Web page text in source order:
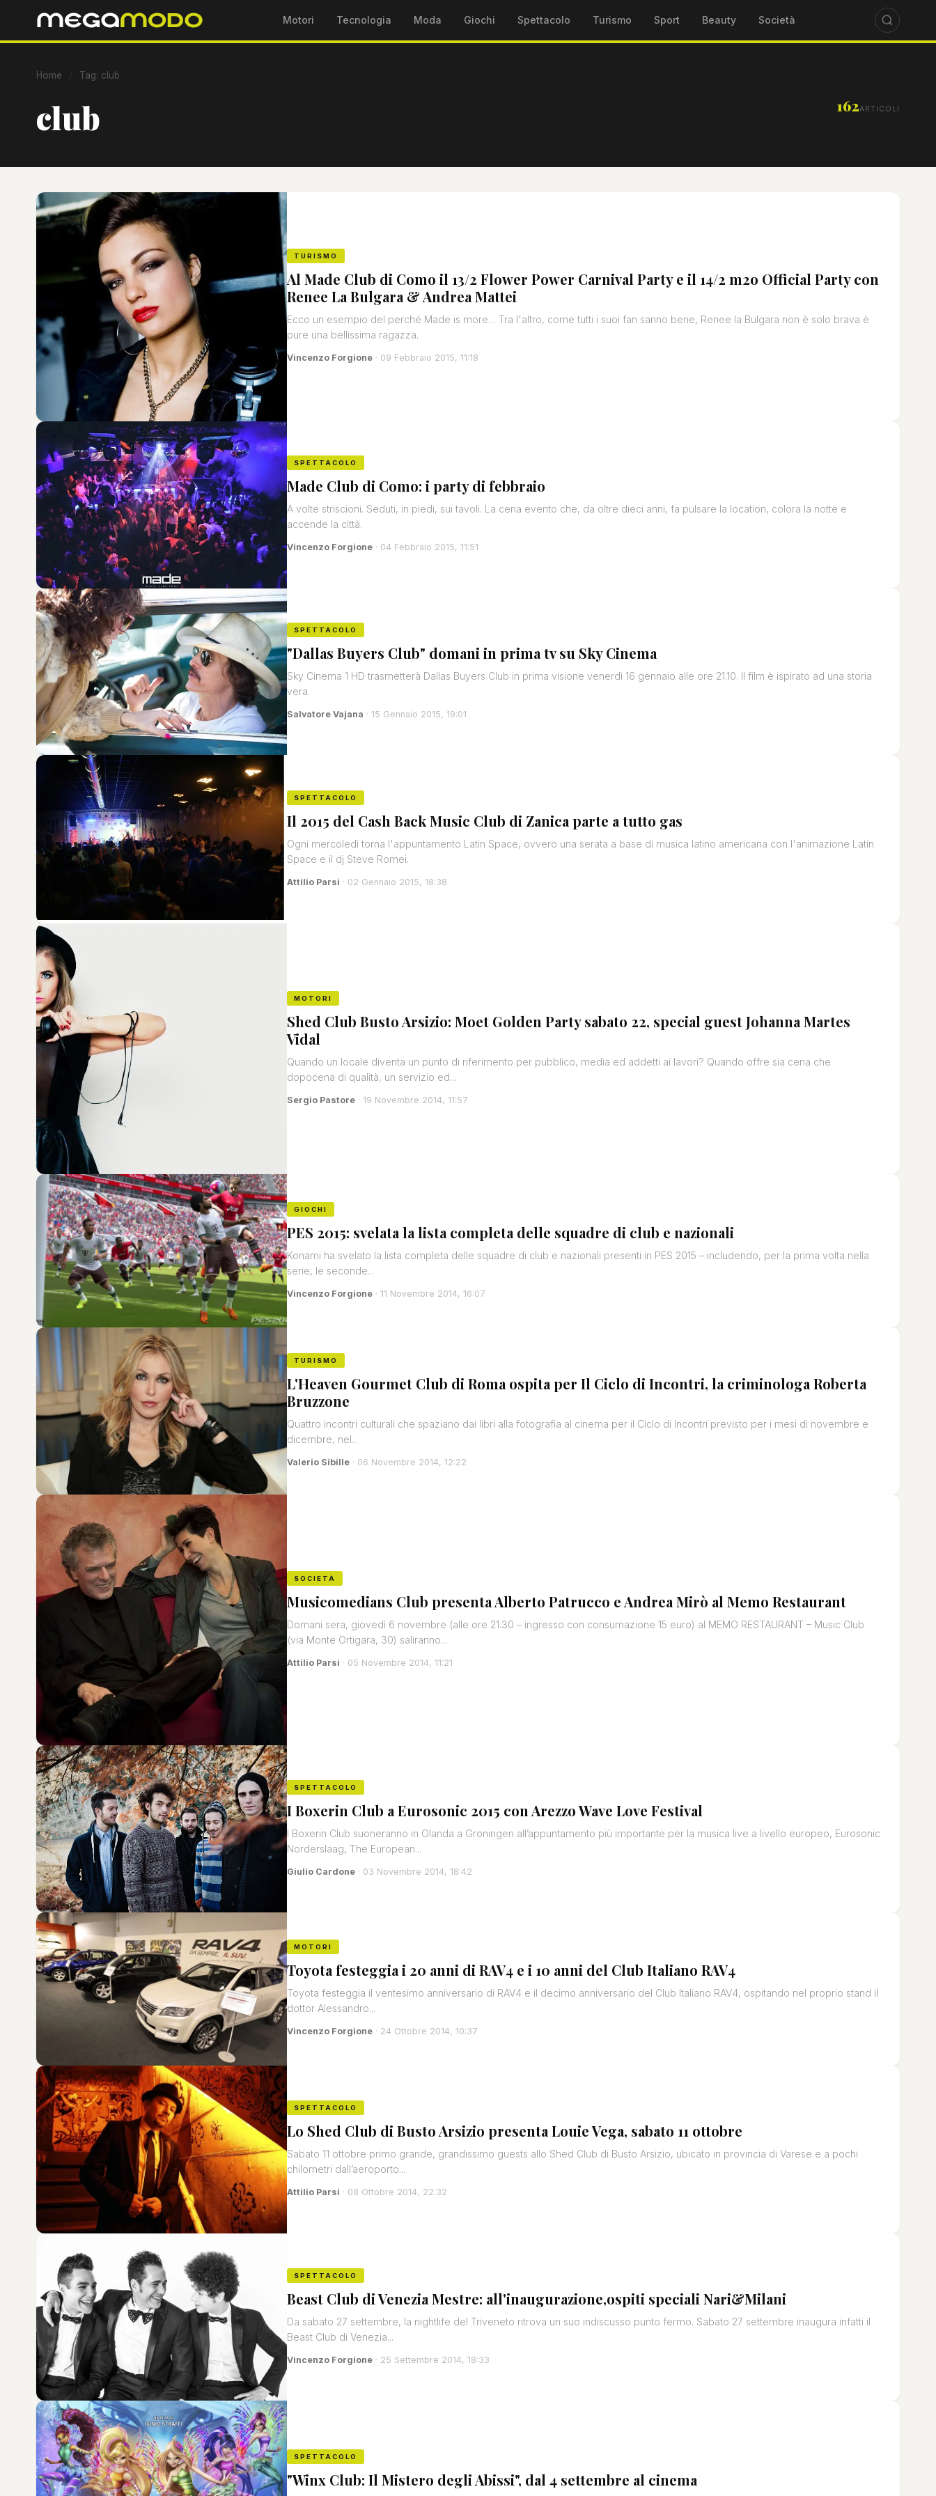
Motori Tecnologia Moda Giochi Spettacolo Turismo Sport Beauty Società
Home Tag: club
club 162ARTICOLI
TURISMO
Al Made Club di Como il 13/2 Flower Power Carnival Party e il 14/2 m2o Official Party con
Renee La Bulgara & Andrea Mattei
Ecco un esempio del perché Made is more… Tra l'altro, come tutti i suoi fan sanno bene, Renee la Bulgara non è solo brava è
pure una bellissima ragazza.
Vincenzo Forgione · 09 Febbraio 2015, 11:18
SPETTACOLO
Made Club di Como: i party di febbraio
A volte striscioni. Seduti, in piedi, sui tavoli. La cena evento che, da oltre dieci anni, fa pulsare la location, colora la notte e
accende la città.
Vincenzo Forgione · 04 Febbraio 2015, 11:51
SPETTACOLO
"Dallas Buyers Club" domani in prima tv su Sky Cinema
Sky Cinema 1 HD trasmetterà Dallas Buyers Club in prima visione venerdì 16 gennaio alle ore 21.10. Il film è ispirato ad una storia
vera.
Salvatore Vajana · 15 Gennaio 2015, 19:01
SPETTACOLO
Il 2015 del Cash Back Music Club di Zanica parte a tutto gas
Ogni mercoledì torna l'appuntamento Latin Space, ovvero una serata a base di musica latino americana con l'animazione Latin
Space e il dj Steve Romei.
Attilio Parsi · 02 Gennaio 2015, 18:38
MOTORI
Shed Club Busto Arsizio: Moet Golden Party sabato 22, special guest Johanna Martes
Vidal
Quando un locale diventa un punto di riferimento per pubblico, media ed addetti ai lavori? Quando offre sia cena che
dopocena di qualità, un servizio ed...
Sergio Pastore · 19 Novembre 2014, 11:57
GIOCHI
PES 2015: svelata la lista completa delle squadre di club e nazionali
Konami ha svelato la lista completa delle squadre di club e nazionali presenti in PES 2015 – includendo, per la prima volta nella
serie, le seconde...
Vincenzo Forgione · 11 Novembre 2014, 16:07
TURISMO
L'Heaven Gourmet Club di Roma ospita per Il Ciclo di Incontri, la criminologa Roberta
Bruzzone
Quattro incontri culturali che spaziano dai libri alla fotografia al cinema per il Ciclo di Incontri previsto per i mesi di novembre e
dicembre, nel...
Valerio Sibille · 06 Novembre 2014, 12:22
SOCIETÀ
Musicomedians Club presenta Alberto Patrucco e Andrea Mirò al Memo Restaurant
Domani sera, giovedì 6 novembre (alle ore 21.30 – ingresso con consumazione 15 euro) al MEMO RESTAURANT – Music Club
(via Monte Ortigara, 30) saliranno...
Attilio Parsi · 05 Novembre 2014, 11:21
SPETTACOLO
I Boxerin Club a Eurosonic 2015 con Arezzo Wave Love Festival
I Boxerin Club suoneranno in Olanda a Groningen all’appuntamento più importante per la musica live a livello europeo, Eurosonic
Norderslaag, The European...
Giulio Cardone · 03 Novembre 2014, 18:42
MOTORI
Toyota festeggia i 20 anni di RAV4 e i 10 anni del Club Italiano RAV4
Toyota festeggia il ventesimo anniversario di RAV4 e il decimo anniversario del Club Italiano RAV4, ospitando nel proprio stand il
dottor Alessandro...
Vincenzo Forgione · 24 Ottobre 2014, 10:37
SPETTACOLO
Lo Shed Club di Busto Arsizio presenta Louie Vega, sabato 11 ottobre
Sabato 11 ottobre primo grande, grandissimo guests allo Shed Club di Busto Arsizio, ubicato in provincia di Varese e a pochi
chilometri dall’aeroporto...
Attilio Parsi · 08 Ottobre 2014, 22:32
SPETTACOLO
Beast Club di Venezia Mestre: all'inaugurazione,ospiti speciali Nari&Milani
Da sabato 27 settembre, la nightlife del Triveneto ritrova un suo indiscusso punto fermo. Sabato 27 settembre inaugura infatti il
Beast Club di Venezia...
Vincenzo Forgione · 25 Settembre 2014, 18:33
SPETTACOLO
"Winx Club: Il Mistero degli Abissi", dal 4 settembre al cinema